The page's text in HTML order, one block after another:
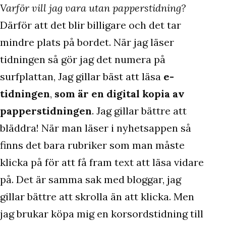
Varför vill jag vara utan papperstidning?
Därför att det blir billigare och det tar
mindre plats på bordet. När jag läser
tidningen så gör jag det numera på
surfplattan, Jag gillar bäst att läsa e-
tidningen, som är en digital kopia av
papperstidningen. Jag gillar bättre att
bläddra! När man läser i nyhetsappen så
finns det bara rubriker som man måste
klicka på för att få fram text att läsa vidare
på. Det är samma sak med bloggar, jag
gillar bättre att skrolla än att klicka. Men
jag brukar köpa mig en korsordstidning till